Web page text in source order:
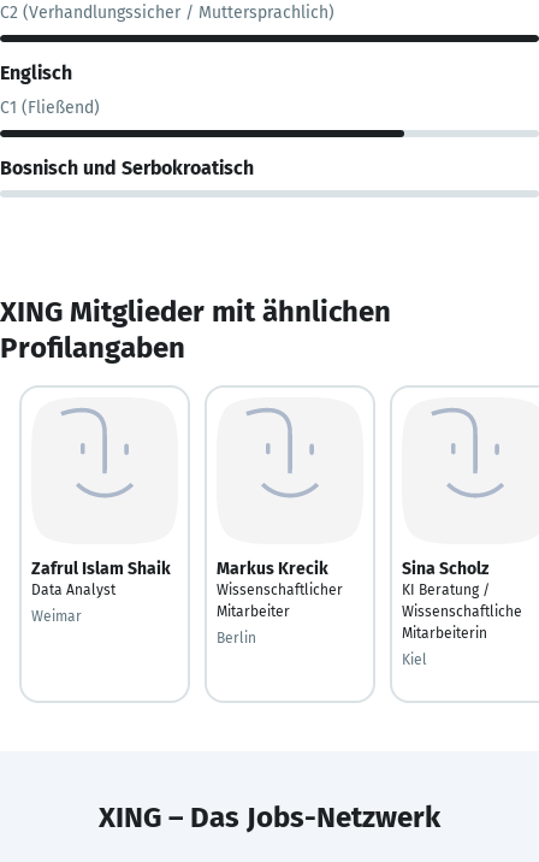
C2 (Verhandlungssicher / Muttersprachlich)
Englisch
C1 (Fließend)
Bosnisch und Serbokroatisch
XING Mitglieder mit ähnlichen
Profilangaben
Zafrul Islam Shaik
Data Analyst
Weimar
Markus Krecik
Wissenschaftlicher
Mitarbeiter
Berlin
Sina Scholz
KI Beratung /
Wissenschaftliche
Mitarbeiterin
Kiel
XING – Das Jobs-Netzwerk